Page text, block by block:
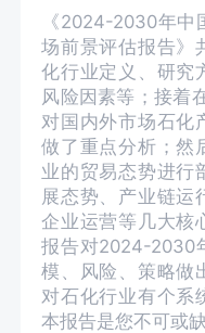
《2024-2030年
场前景评估报告》
化行业定义、研究
风险因素等；接着
对国内外市场石化
做了重点分析；然
业的贸易态势进行
展态势、产业链运
企业运营等几大核
报告对2024-2030
模、风险、策略做
对石化行业有个系
本报告是您不可或